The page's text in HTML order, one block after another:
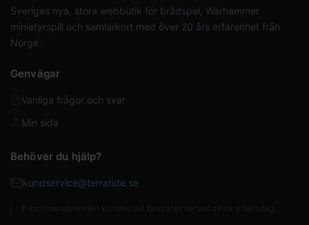
Sveriges nya, stora webbutik för brädspel, Warhammer
miniatyrspill och samlarkort med över 20 års erfarenhet från
Norge.
Genvägar
Vanliga frågor och svar
Min sida
Behöver du hjälp?
kundservice@terratide.se